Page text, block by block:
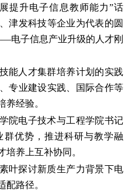
提升电子信息教师能力”话
津发科技等企业为代表的圆
电子信息产业升级的人才刚
能人才集群培养计划的实践
专业建设实践、国际合作等
养经验。
院电子技术与工程学院书记
优势，推进科研与教学融
培养上互补协同。
叶探讨新质生产力背景下电
配路径。